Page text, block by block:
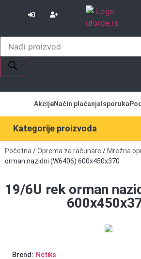
Kategorije proizvoda
AkcijeNačin plaćanja Isporuka
Početna /Oprema za računare / Mrežna
orman nazidni (W6406) 600x450x370
19/6U rek orman
Brend: Netiks